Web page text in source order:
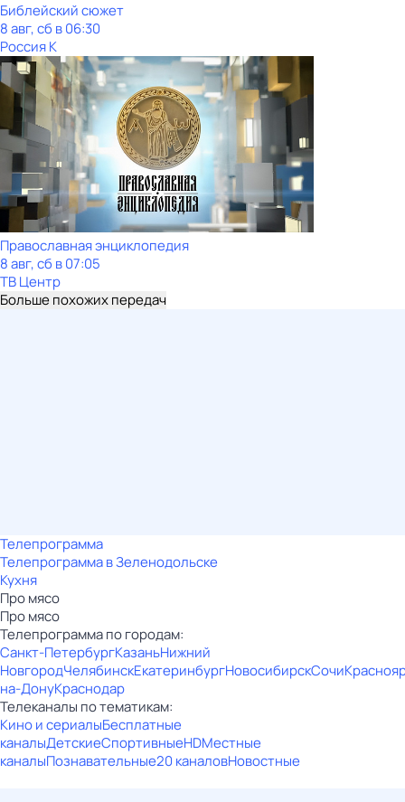
Библейский сюжет
8 авг, сб в 06:30
Россия К
Православная энциклопедия
8 авг, сб в 07:05
ТВ Центр
Больше похожих передач
Телепрограмма
Телепрограмма в Зеленодольске
Кухня
Про мясо
Про мясо
Телепрограмма по городам:
Санкт-ПетербургКазаньНижний
НовгородЧелябинскЕкатеринбургНовосибирскСочи
на-ДонуКраснодар
Телеканалы по тематикам:
Кино и сериалыБесплатные
каналыДетскиеСпортивныеHDМестные
каналыПознавательные20 каналовНовостные